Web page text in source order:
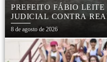
PREFEITO FÁBIO
JUDICIAL CONTRA
DA MACONHA EM
8 de agosto de 2026